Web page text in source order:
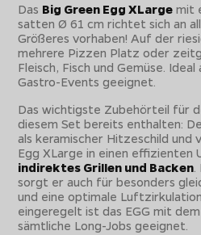
Das Big Green Egg XLarge mit
satten Ø 61 cm richtet sich an
Größeres vorhaben! Auf der
mehrere Pizzen Platz oder
Fleisch, Fisch und Gemüse.
Gastro-Events geeignet.
Das wichtigste Zubehörteil für
diesem Set bereits enthalten:
als keramischer Hitzeschild und
Egg XLarge in einen effizienten
indirektes Grillen und Backen.
sorgt er auch für besonders
und eine optimale Luftzirkulation
eingeregelt ist das EGG mit
sämtliche Long-Jobs geeignet.